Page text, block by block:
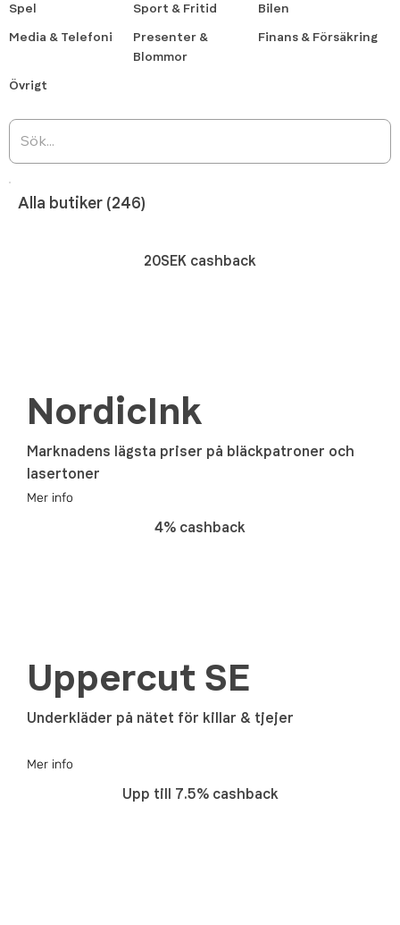
Spel
Sport & Fritid
Bilen
Media & Telefoni
Presenter &
Blommor
Finans & Försäkring
Övrigt
Alla butiker (246)
20SEK cashback
NordicInk
Marknadens lägsta priser på bläckpatroner och
lasertoner
Mer info
4% cashback
Uppercut SE
Underkläder på nätet för killar & tjejer
Mer info
Upp till 7.5% cashback